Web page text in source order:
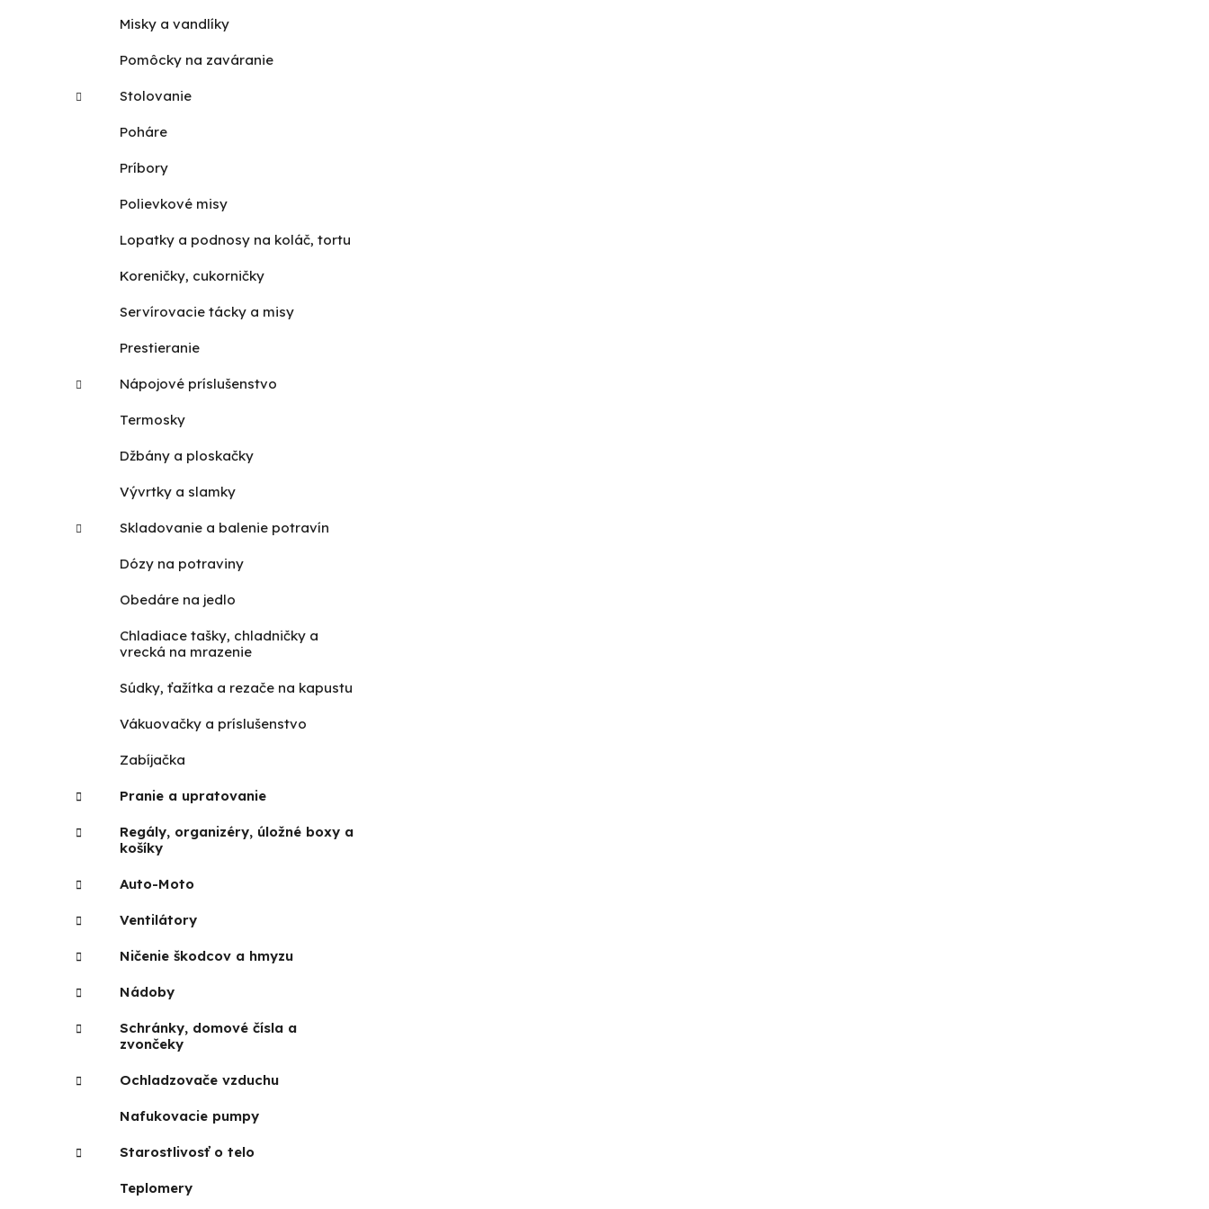
Misky a vandlíky
Pomôcky na zaváranie
Stolovanie
Poháre
Príbory
Polievkové misy
Lopatky a podnosy na koláč, tortu
Koreničky, cukorničky
Servírovacie tácky a misy
Prestieranie
Nápojové príslušenstvo
Termosky
Džbány a ploskačky
Vývrtky a slamky
Skladovanie a balenie potravín
Dózy na potraviny
Obedáre na jedlo
Chladiace tašky, chladničky a
vrecká na mrazenie
Súdky, ťažítka a rezače na kapustu
Vákuovačky a príslušenstvo
Zabíjačka
Pranie a upratovanie
Regály, organizéry, úložné boxy a
košíky
Auto-Moto
Ventilátory
Ničenie škodcov a hmyzu
Nádoby
Schránky, domové čísla a
zvončeky
Ochladzovače vzduchu
Nafukovacie pumpy
Starostlivosť o telo
Teplomery